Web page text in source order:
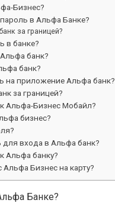
Бизнес?
в Альфа Банке?
за границей?
в банке?
банк?
банк?
на приложение Альфа банк?
за границей?
Альфа-Бизнес Мобайл?
бизнес?
для входа в Альфа банк?
Альфа банку?
Бизнес на карту?
Банке?